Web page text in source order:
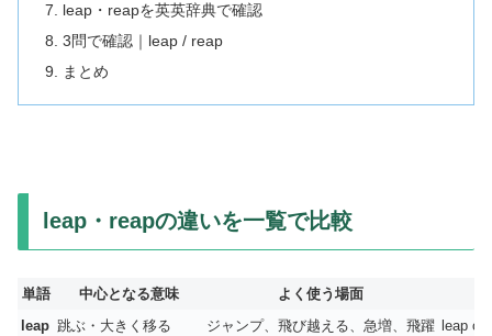
leap・reapを英英辞典で確認
3問で確認｜leap / reap
まとめ
leap・reapの違いを一覧で比較
単語 中心となる意味
よく使う場面
leap 跳ぶ・大きく移る ジャンプ、飛び越える、急増、飛躍 leap